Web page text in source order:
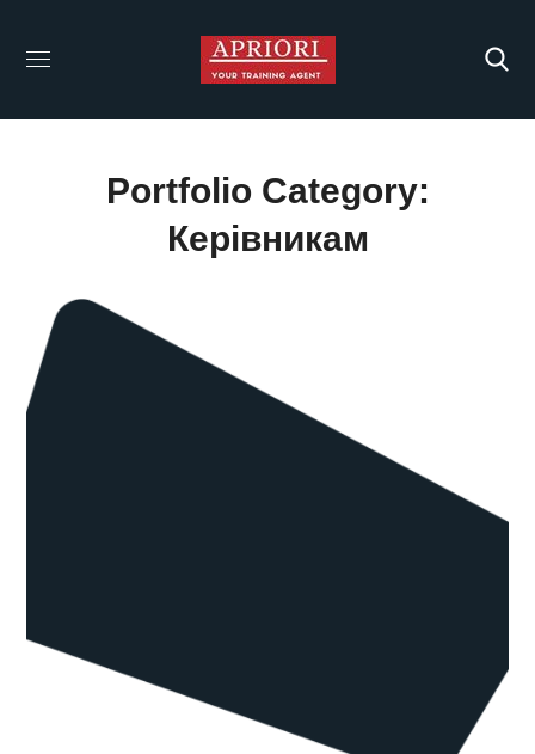
Portfolio Category:
Керівникам